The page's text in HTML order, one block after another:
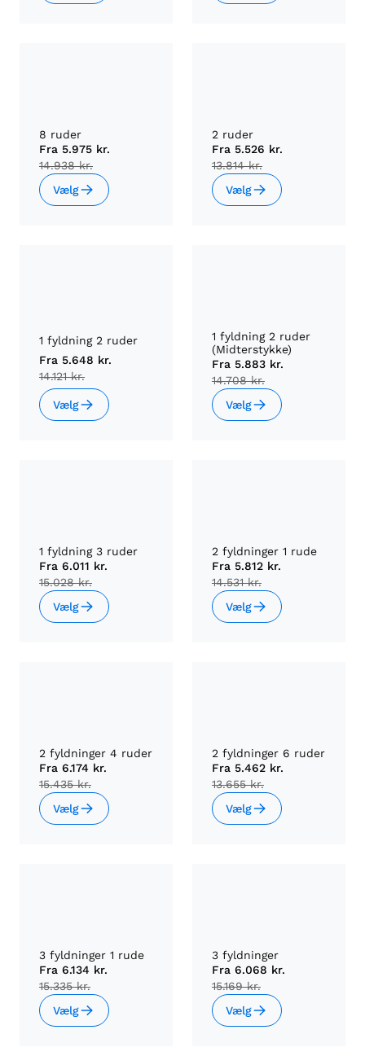
8 ruder
Fra 5.975 kr.
14.938 kr.
Vælg
2 ruder
Fra 5.526 kr.
13.814 kr.
Vælg
1 fyldning 2 ruder
Fra 5.648 kr.
14.121 kr.
Vælg
1 fyldning 2 ruder
(Midterstykke)
Fra 5.883 kr.
14.708 kr.
Vælg
1 fyldning 3 ruder
Fra 6.011 kr.
15.028 kr.
Vælg
2 fyldninger 1 rude
Fra 5.812 kr.
14.531 kr.
Vælg
2 fyldninger 4 ruder
Fra 6.174 kr.
15.435 kr.
Vælg
2 fyldninger 6 ruder
Fra 5.462 kr.
13.655 kr.
Vælg
3 fyldninger 1 rude
Fra 6.134 kr.
15.335 kr.
Vælg
3 fyldninger
Fra 6.068 kr.
15.169 kr.
Vælg